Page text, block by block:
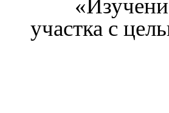
участка с